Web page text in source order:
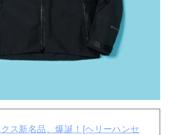
クス新名品、爆誕！[ヘリーハンセ